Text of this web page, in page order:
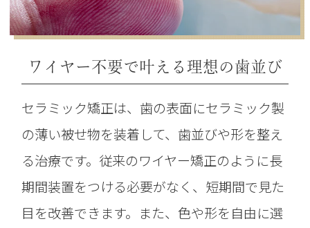
ワイヤー不要で叶える理想の歯並び
セラミック矯正は、歯の表面にセラミック製
の薄い被せ物を装着して、歯並びや形を整え
る治療です。従来のワイヤー矯正のように長
期間装置をつける必要がなく、短期間で見た
目を改善できます。また、色や形を自由に選